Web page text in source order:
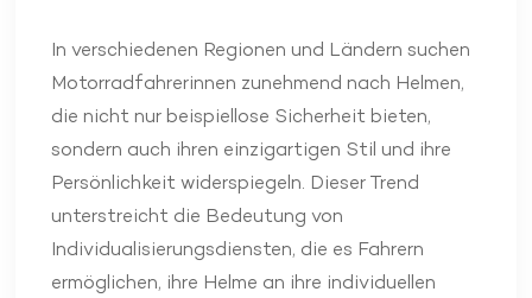
In verschiedenen Regionen und Ländern suchen
Motorradfahrerinnen zunehmend nach Helmen,
die nicht nur beispiellose Sicherheit bieten,
sondern auch ihren einzigartigen Stil und ihre
Persönlichkeit widerspiegeln. Dieser Trend
unterstreicht die Bedeutung von
Individualisierungsdiensten, die es Fahrern
ermöglichen, ihre Helme an ihre individuellen